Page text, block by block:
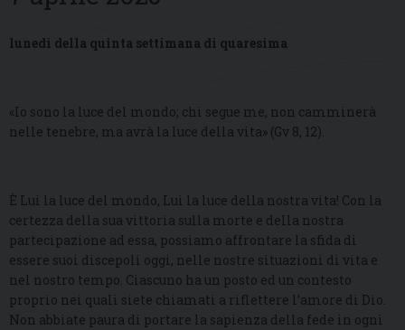
lunedì della quinta settimana di quaresima
«Io sono la luce del mondo; chi segue me, non camminerà
nelle tenebre, ma avrà la luce della vita» (Gv 8, 12).
È Lui la luce del mondo, Lui la luce della nostra vita! Con la
certezza della sua vittoria sulla morte e della nostra
partecipazione ad essa, possiamo affrontare la sfida di
essere suoi discepoli oggi, nelle nostre situazioni di vita e
nel nostro tempo. Ciascuno ha un posto ed un contesto
proprio nei quali siete chiamati a riflettere l’amore di Dio.
Non abbiate paura di portare la sapienza della fede in ogni